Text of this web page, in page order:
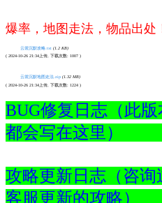
爆率，地图走法，物品出
云裳沉默攻略.txt (1.2 KB)
( 2024-10-26 21:34上传, 下载次数: 1007 )
云裳沉默地图走法.zip (1.32 MB)
( 2024-10-26 21:34上传, 下载次数: 1224 )
BUG修复日志（此
都会写在这
攻略更新日志（咨
客服更新的攻略